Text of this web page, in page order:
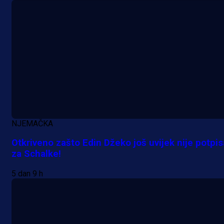
NJEMAČKA
Otkriveno zašto Edin Džeko još uvijek nije
za Schalke!
5 dan 9 h